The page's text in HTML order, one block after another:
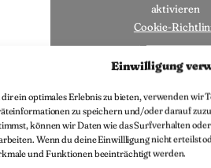
Einwilligung
ein optimales Erlebnis zu bieten, verwenden wir
zu speichern und/oder darauf
können wir Daten wie das Surfverhalten
Wenn du deine Einwillligung nicht erteilst
und Funktionen beeinträchtigt werden.
aktivieren
Cookie-